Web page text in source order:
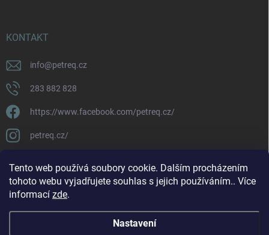
Tento web používá soubory cookie. Dalším procházením
tohoto webu vyjadřujete souhlas s jejich používáním.. Více
informací zde.
Nastavení
KONTAKT
info@petreq.cz
283 882 828
https://www.facebook.com/petreq.cz/
petreq.cz/